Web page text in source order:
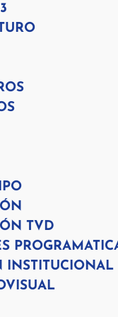
TVD
INSTITUCIONAL